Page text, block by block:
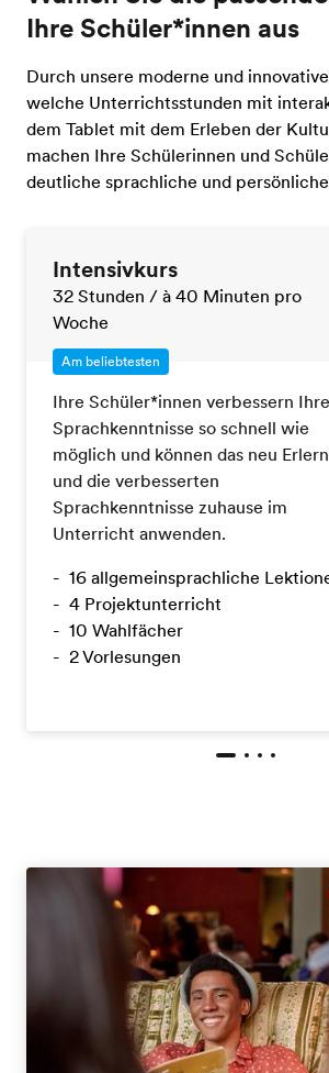
Ihre Schüler*innen aus
Durch unsere moderne und
welche Unterrichtsstunden mit
dem Tablet mit dem Erleben der
machen Ihre Schülerinnen und
deutliche sprachliche und
Intensivkurs
32 Stunden / à 40 Minuten pro
Woche
Am beliebtesten
Ihre Schüler*innen verbessern Ihre
Sprachkenntnisse so schnell wie
möglich und können das neu
und die verbesserten
Sprachkenntnisse zuhause im
Unterricht anwenden.
16 allgemeinsprachliche
4 Projektunterricht
10 Wahlfächer
2 Vorlesungen